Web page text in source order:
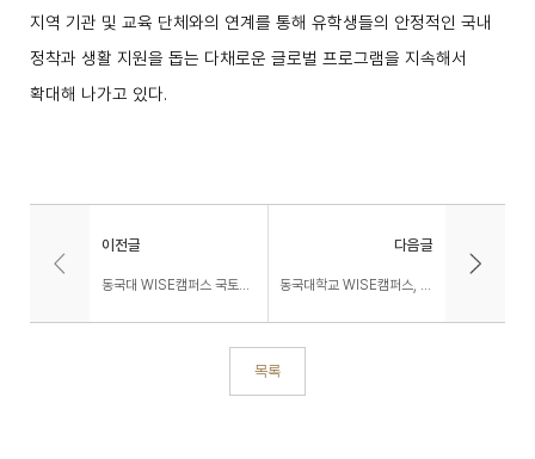
지역 기관 및 교육 단체와의 연계를 통해 유학생들의 안정적인 국내
정착과 생활 지원을 돕는 다채로운 글로벌 프로그램을 지속해서
확대해 나가고 있다.
이전글
동국대 WISE캠퍼스 국토대장정 7일차, 총장·정책위원들 통일전서 학생 격려
다음글
동국대학교 WISE캠퍼스, 베트남 고교 협력 교육 및 유학 간담회 개최
목록